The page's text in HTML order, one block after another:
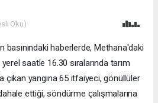
Oku)
basınındaki haberlerde, Methana'daki
saatle 16.30 sıralarında tarım
çıkan yangına 65 itfaiyeci, gönüllüler
ettiği, söndürme çalışmalarına